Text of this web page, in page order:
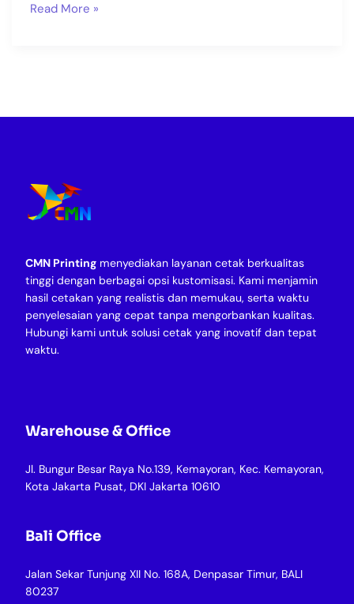
Read More »
CMN Printing menyediakan layanan cetak berkualitas
tinggi dengan berbagai opsi kustomisasi. Kami menjamin
hasil cetakan yang realistis dan memukau, serta waktu
penyelesaian yang cepat tanpa mengorbankan kualitas.
Hubungi kami untuk solusi cetak yang inovatif dan tepat
waktu.
Warehouse & Office
Jl. Bungur Besar Raya No.139, Kemayoran, Kec. Kemayoran,
Kota Jakarta Pusat, DKI Jakarta 10610
Bali Office
Jalan Sekar Tunjung XII No. 168A, Denpasar Timur, BALI
80237